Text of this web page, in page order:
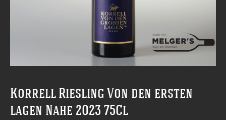
Korrell Riesling Von den ersten
lagen Nahe 2023 75Cl